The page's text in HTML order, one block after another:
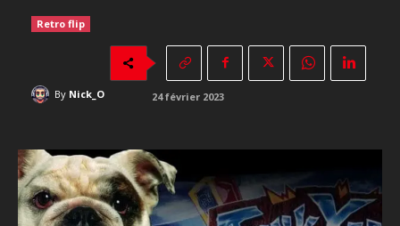
Retro flip
By Nick_O 24 février 2023